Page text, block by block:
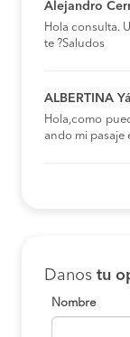
Alejandro
Hola consulta.
te ?Saludos
ALBERTINA
Hola,como
ando mi pasaje
Danos tu
Nombre